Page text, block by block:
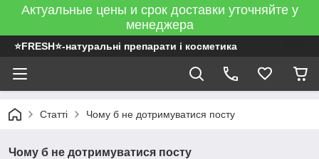
Актуальные цены и срок доставки уточняйте у
менеджера
⭐FRESH⭐-натуральні препарати і косметика
Статті Чому б не дотримуватися посту
Чому б не дотримуватися посту